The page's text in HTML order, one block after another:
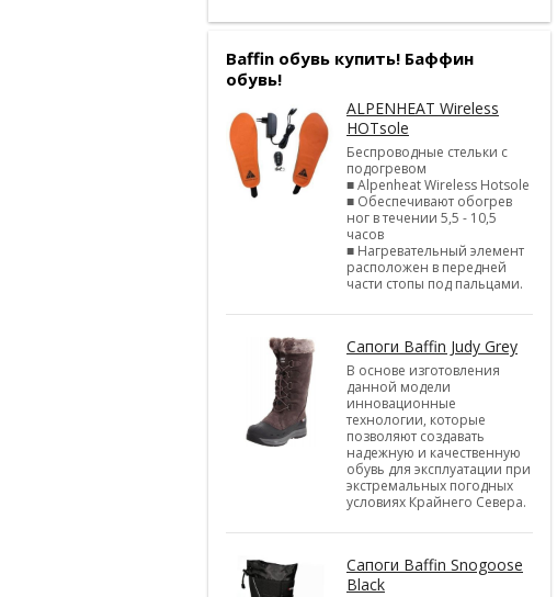
Baffin обувь купить! Баффин
обувь!
ALPENHEAT Wireless
HOTsole
Беспроводные стельки с
подогревом
■ Alpenheat Wireless Hotsole
■ Обеспечивают обогрев
ног в течении 5,5 - 10,5
часов
■ Нагревательный элемент
расположен в передней
части стопы под пальцами.
Сапоги Baffin Judy Grey
В основе изготовления
данной модели
инновационные
технологии, которые
позволяют создавать
надежную и качественную
обувь для эксплуатации при
экстремальных погодных
условиях Крайнего Севера.
Сапоги Baffin Snogoose
Black